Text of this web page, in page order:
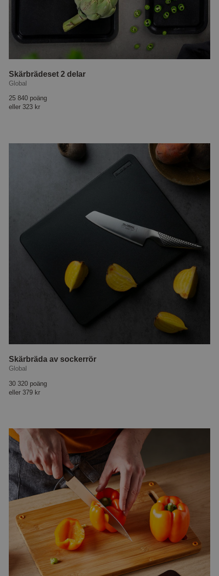
Skärbrädeset 2 delar
Global
25 840 poäng
eller 323 kr
Skärbräda av sockerrör
Global
30 320 poäng
eller 379 kr